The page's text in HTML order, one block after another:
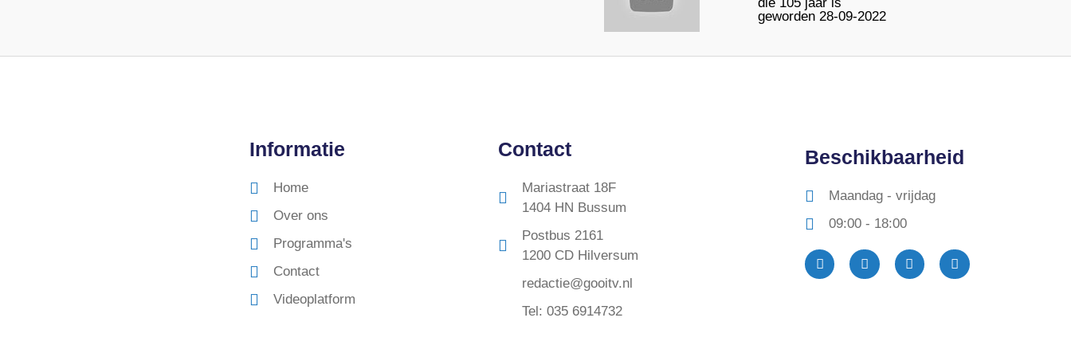
geworden 28-09-2022
Informatie
Home
Over ons
Programma's
Contact
Videoplatform
Contact
Mariastraat 18F
1404 HN Bussum
Postbus 2161
1200 CD Hilversum
redactie@gooitv.nl
Tel: 035 6914732
Beschikbaarheid
Maandag - vrijdag
09:00 - 18:00